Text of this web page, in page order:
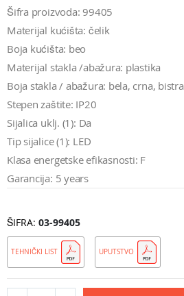
Šifra proizvoda: 99405
Materijal kućišta: čelik
Boja kućišta: beo
Materijal stakla /abažura: plastika
Boja stakla / abažura: bela, crna, bistra
Stepen zaštite: IP20
Sijalica uklj. (1): Da
Tip sijalice (1): LED
Klasa energetske efikasnosti: F
Garancija: 5 years
ŠIFRA 03-99405
TEHNIČKI LIST UPUTSTVO